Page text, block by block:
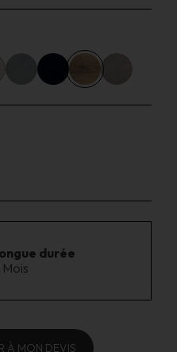
durée
Mois
À MON DEVIS